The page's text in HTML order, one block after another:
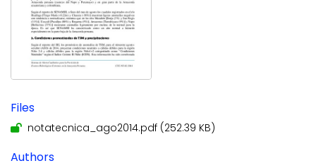
Files
notatecnica_ago2014.pdf (252.39 KB)
Authors